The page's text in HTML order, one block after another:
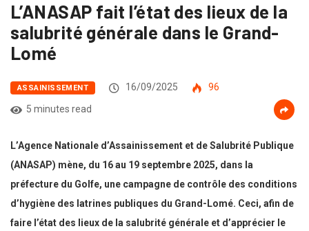
L’ANASAP fait l’état des lieux de la
salubrité générale dans le Grand-
Lomé
ASSAINISSEMENT 16/09/2025
96
5 minutes read
L’Agence Nationale d’Assainissement et de Salubrité Publique
(ANASAP) mène, du 16 au 19 septembre 2025, dans la
préfecture du Golfe, une campagne de contrôle des conditions
d’hygiène des latrines publiques du Grand-Lomé. Ceci, afin de
faire l’état des lieux de la salubrité générale et d’apprécier le